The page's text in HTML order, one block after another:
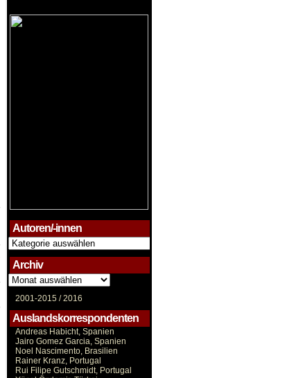
Autoren/-innen
Autoren/-
innen
Archiv
Archiv
2001-2015 /2016
Auslandskorrespondenten
Andreas Habicht, Spanien
Jairo Gomez Garcia, Spanien
Noel Nascimento, Brasilien
Rainer Kranz, Portugal
Rui Filipe Gutschmidt, Portugal